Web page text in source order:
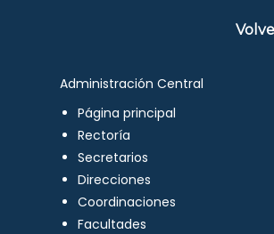
Administración Central
Página principal
Rectoría
Secretarios
Direcciones
Coordinaciones
Facultades